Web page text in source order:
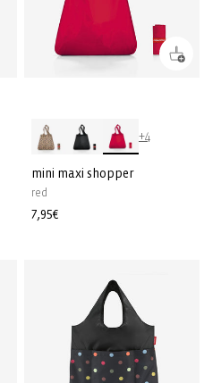
+4
mini maxi shopper
red
Normale
7,95€